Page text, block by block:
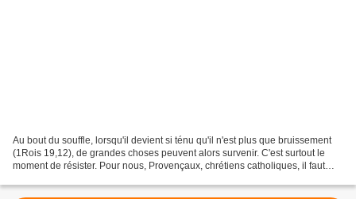
Au bout du souffle, lorsqu'il devient si ténu qu'il n'est plus que bruissement
(1Rois 19,12), de grandes choses peuvent alors survenir. C'est surtout le
moment de résister. Pour nous, Provençaux, chrétiens catholiques, il faut